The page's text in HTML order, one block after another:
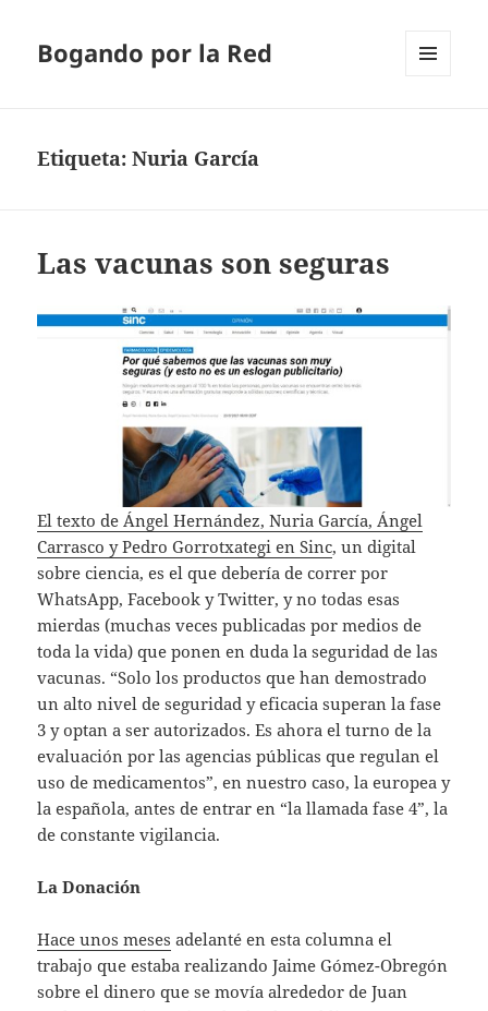
Bogando por la Red
Etiqueta:Nuria García
Las vacunas son seguras
El texto de Ángel Hernández, Nuria García, Ángel
Carrasco y Pedro Gorrotxategi en Sinc, un digital
sobre ciencia, es el que debería de correr por
WhatsApp, Facebook y Twitter, y no todas esas
mierdas (muchas veces publicadas por medios de
toda la vida) que ponen en duda la seguridad de las
vacunas. “Solo los productos que han demostrado
un alto nivel de seguridad y eficacia superan la fase
3 y optan a ser autorizados. Es ahora el turno de la
evaluación por las agencias públicas que regulan el
uso de medicamentos”, en nuestro caso, la europea y
la española, antes de entrar en “la llamada fase 4”, la
de constante vigilancia.
La Donación
Hace unos meses adelanté en esta columna el
trabajo que estaba realizando Jaime Gómez-Obregón
sobre el dinero que se movía alrededor de Juan